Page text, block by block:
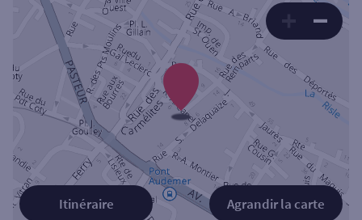
Agrandir la carte
Itinéraire